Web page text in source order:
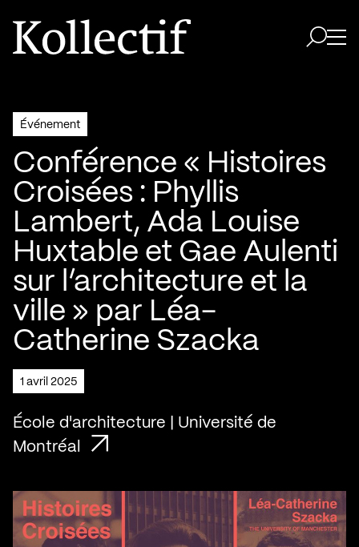
Aller à la page d'accueil
Logo Kollectif
Événement
Conférence « Histoires
Croisées : Phyllis
Lambert, Ada Louise
Huxtable et Gae Aulenti
sur l’architecture et la
ville » par Léa-
Catherine Szacka
1 avril 2025
École d'architecture | Université de
Montréal